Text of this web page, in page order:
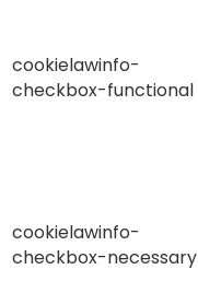
cookielawinfo-
checkbox-functional
cookielawinfo-
checkbox-necessary